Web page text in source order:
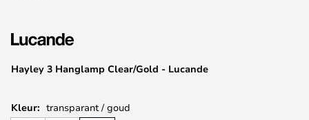
de
gallerij
Hayley 3 Hanglamp Clear/Gold - Lucande
Kleur: transparant / goud